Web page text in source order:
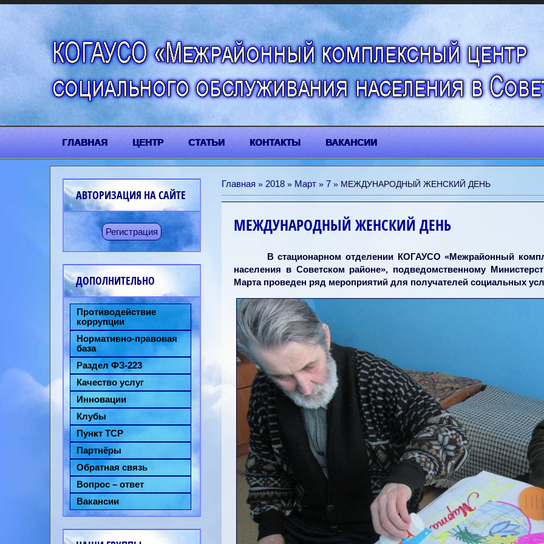
ГЛАВНАЯ ЦЕНТР СТАТЬИ КОНТАКТЫ ВАКАНСИИ
Главная » 2018 » Март » 7» МЕЖДУНАРОДНЫЙ ЖЕНСКИЙ ДЕНЬ
МЕЖДУНАРОДНЫЙ ЖЕНСКИЙ ДЕНЬ
В стационарном отделении КОГАУСО «Межрайонный
населения в Советском районе», подведомственному
Марта проведен ряд мероприятий для получателей социальных
АВТОРИЗАЦИЯ НА САЙТЕ
Регистрация
ДОПОЛНИТЕЛЬНО
Противодействие
коррупции
Нормативно-правовая
база
Раздел ФЗ-223
Качество услуг
Инновации
Клубы
Пункт ТСР
Партнёры
Обратная связь
Вопрос – ответ
Вакансии